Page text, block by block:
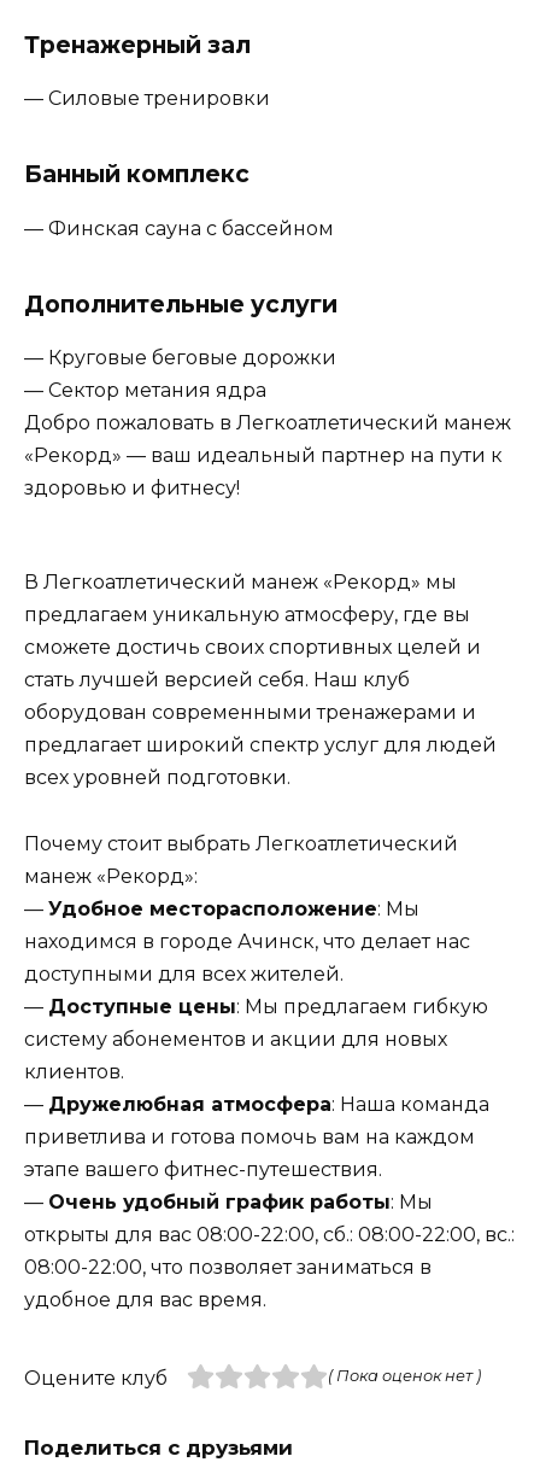
Тренажерный зал
— Силовые тренировки
Банный комплекс
— Финская сауна с бассейном
Дополнительные услуги
— Круговые беговые дорожки
— Сектор метания ядра
Добро пожаловать в Легкоатлетический манеж
«Рекорд» — ваш идеальный партнер на пути к
здоровью и фитнесу!
В Легкоатлетический манеж «Рекорд» мы
предлагаем уникальную атмосферу, где вы
сможете достичь своих спортивных целей и
стать лучшей версией себя. Наш клуб
оборудован современными тренажерами и
предлагает широкий спектр услуг для людей
всех уровней подготовки.
Почему стоит выбрать Легкоатлетический
манеж «Рекорд»:
— Удобное месторасположение: Мы
находимся в городе Ачинск, что делает нас
доступными для всех жителей.
— Доступные цены: Мы предлагаем гибкую
систему абонементов и акции для новых
клиентов.
— Дружелюбная атмосфера: Наша команда
приветлива и готова помочь вам на каждом
этапе вашего фитнес-путешествия.
— Очень удобный график работы: Мы
открыты для вас 08:00-22:00, сб.: 08:00-22:00, вс.:
08:00-22:00, что позволяет заниматься в
удобное для вас время.
Оцените клуб ( Пока оценок нет )
Поделиться с друзьями